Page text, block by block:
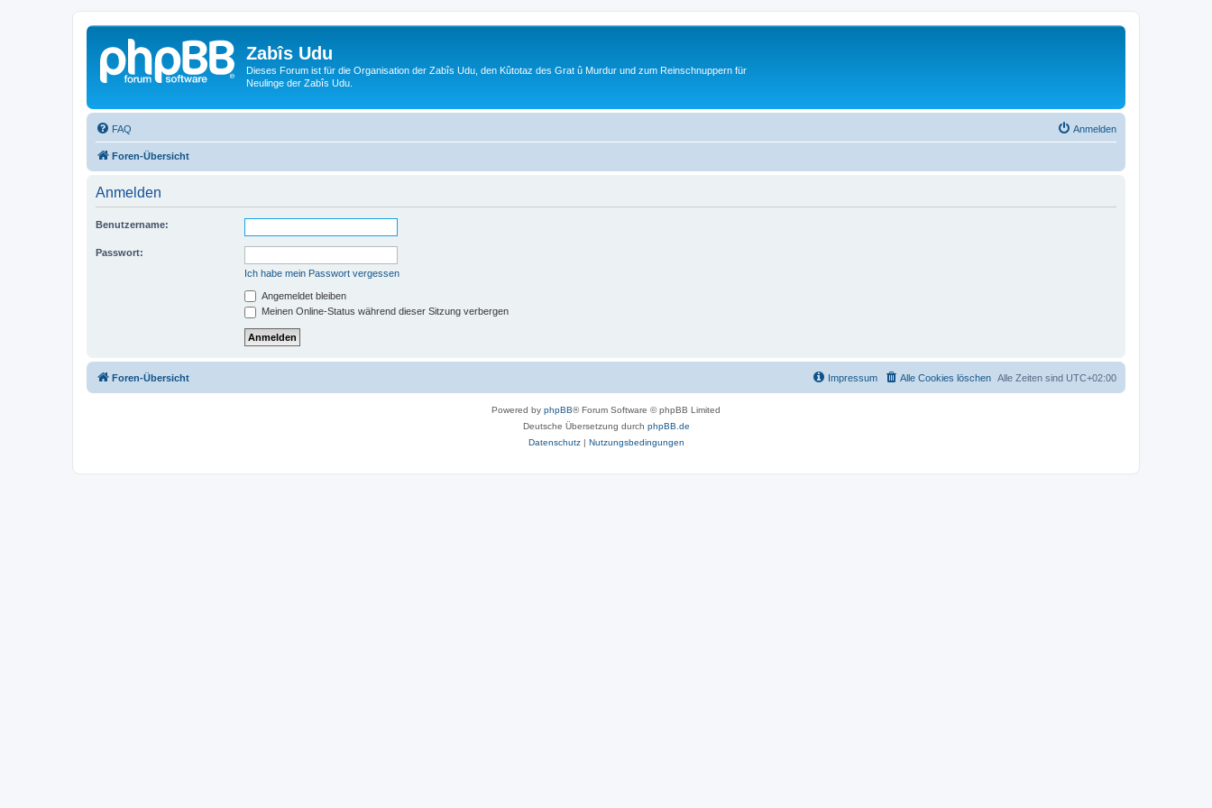
Zabîs Udu
Dieses Forum ist für die Organisation der Zabîs Udu, den Kûtotaz des Grat û Murdur und zum Reinschnuppern für
Neulinge der Zabîs Udu.
FAQ Anmelden
Foren-Übersicht
Anmelden
Benutzername:
Passwort:
Ich habe mein Passwort vergessen
Angemeldet bleiben
Meinen Online-Status während dieser Sitzung verbergen
Foren-Übersicht Alle Zeiten sind UTC+02:00
Alle Cookies löschen
Impressum
Powered by phpBB® Forum Software © phpBB Limited
Deutsche Übersetzung durch phpBB.de
Datenschutz| Nutzungsbedingungen